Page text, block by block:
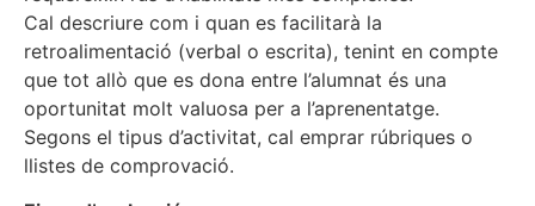
Cal descriure com i quan es facilitarà la
retroalimentació (verbal o escrita), tenint en compte
que tot allò que es dona entre l’alumnat és una
oportunitat molt valuosa per a l’aprenentatge.
Segons el tipus d’activitat, cal emprar rúbriques o
llistes de comprovació.